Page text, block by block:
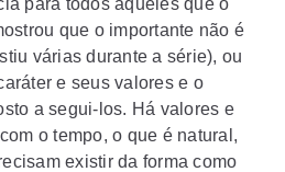
para todos aqueles que o
que o importante não é
várias durante a série), ou
e seus valores e o
a segui-los. Há valores e
o tempo, o que é natural,
existir da forma como